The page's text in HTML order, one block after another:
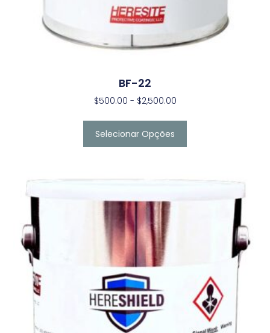
BF-22
$500.00 - $2,500.00
Selecionar Opções